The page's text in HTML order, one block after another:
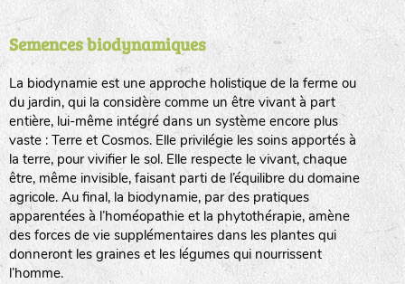
Semences biodynamiques
La biodynamie est une approche holistique de la ferme ou
du jardin, qui la considère comme un être vivant à part
entière, lui-même intégré dans un système encore plus
vaste : Terre et Cosmos. Elle privilégie les soins apportés à
la terre, pour vivifier le sol. Elle respecte le vivant, chaque
être, même invisible, faisant parti de l’équilibre du domaine
agricole. Au final, la biodynamie, par des pratiques
apparentées à l’homéopathie et la phytothérapie, amène
des forces de vie supplémentaires dans les plantes qui
donneront les graines et les légumes qui nourrissent
l’homme.
LA RÉFÉRENCE :F BEL20BPA1A (en haut à gauche)
F : Fleurs.
Les autres catégories étant :
animaux sauvages
biodiversité cultivée